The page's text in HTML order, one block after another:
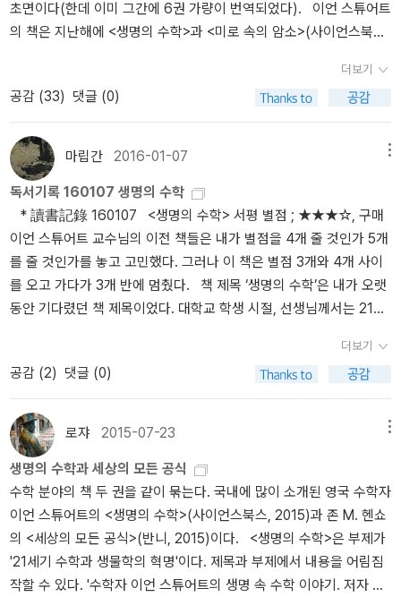
는 경험의 결과라는 의견이었다.p255 상상력이 부족한 사람은 이해
하지 못할 테며, 전통에 대한 완고한 집착과 무지로 인해 자신의 연구
를 비웃을 것이라고 가우스는 여겼다.p259 우리는 우리 자신이 아주
작은 구석에서 체험한 제한된 경험을 우주 전체에 투사했다. ... 상상
적인 사상을 밀어내준 덕분에 이제야 유클리드 기하학의 여러 대안들
이 존재하면 물리적 공간의 속성은 사고만이 아니라 관찰의 문제임을
우리는 (적어도 수학자와 물리학자들은) 이해하게 되었다. ; (적어도
수학자와 물리학자들은)이라... 꼬리표를 뗄 수는 없을까?p259 오늘
날 우리는 실체에 대한 수학적 모형과 실체 그 자체를 명확히 구분한
다. 이렇게 볼 때, 수학의 많은 내용은 실체와 명백한 관련성을 띠지는
않는다. ; 그런 의미에서 어린이의 (‘창의’라는 수식어를 붙여가며) 수
학에서 실체 관련성을 지나치게 강조하는 것은 또 다른 오류다.p272
alities라고 한다.p282 그 영향은 심오했다. 군 이론은 대수의 더욱
추상적인 관점으로 이어졌고, 아울러 수학의 더욱 추상적인 관점으로
런 움직임에 처음에는 반대했지만, 추상적인 방법이 구체적 방법보다
더욱 위력적일 때가 많음이 분명해지자 반대는 대체로 사라졌다. 군
이론을 통해 분명히 드러난 또 한 가지는 부정적 결과도 여전히 중요
할 수 있다는 것, 그리고 증명을 하려는 줄기찬 노력이 때로는 중요한
발견으로 이어질 수 있다는 것이다.p301 수학을 더욱 추상적으로 접
근하는 관점은 수학의 주제들이 점점 더 다양해지면서 생겨난 자연스
러운 결과였다.p303 추상성이 유용하거나 필요하냐 여부는 더 이상
논의 사안이 아니다. 추상적 방법은 페르마의 마지막 정리와 같은 해
리적인가? 세계는 생명 없는 물질로 만들어진 기계이며, 자연은 목적
이 없는가? 정신은 뇌 안에 얽매여 있으며, 뇌의 작용 그 이상도 이하
도 아닌가? 초자연적 현상은 환각에 불과한가? 기계적 의학만이 효과
가 있는 유일한 치료법인가? 셸드레이크는 유물론과 기계적 과학으
운 탐구정신을 갖출 수 있도록 고대 그리스부터 현대에 이르기까지
과학사상의 변천과정과 문제들, 주요 사상가들의 과학철학 흐름과 쟁
점을 한눈에 파악하기 쉽게 설명하고 있다. 셀드레이크는 곧 나올 신
간에서도 과학과 정신의 미래를 주제로 마이클 셔머(과학저술가이면
서 '회의주의' 운동가)와 대담을 나눈다. <과학의 망상>의 속편 격으
로도 읽을 수 있지 않을까 싶다(그래서 번역되면 좋겠다). 믿음에 대
한 회의라면 두 사람이 이견이 없을 텐데, 과학도 '믿음'이라고 하면
(가령 세계는 물질적이거나 물리적이라는 믿음) 어떤 대화가 오고갈
지 궁금하다. <과학의 망상>에 대해서는 전문가 서평을 찾아봐아겠
초면이다(한데 이미 그간에 6권 가량이 번역되었다). 이언 스튜어트
의 책은 지난해에 <생명의 수학>과 <미로 속의 암소>(사이언스북스,
는 셈인데, 이번에 나온 건 <교양인을 위한 수학사 강의>(반니, 201
6)다. '수의 탄생에서 카오스 이론까지, 20가지 주제로 살펴보는 수
학의 역사'가 부제다. 아무리 교양서라 하더라도 수학 관련서는 난이
도가 있게끔 마련인데, 그나마 '수학사'이니 만큼 도전해볼 만하지 않
을까 싶다. '도전을 거듭해온 수학의 장대한 역사를 정리한 이언 스튜
어트의 수학사. 수학은 인간 사회에 어떤 영향을 미쳤고 우리의 삶을
어떻게 바꾸어 놓았는가. 저자는 고대 바빌로니아와 그리스, 이집트
에서 출발해 뉴턴과 데카르트를 거쳐 페르마와 괴델에 이르기까지,
주요 키워드를 선별해 흥미로운 수학사의 세계로 우리를 안내한
다.' <태양계의 모든 것>(영림카디널, 2013)의 저자 마커스 초운의
신작은 <만물과학>(교양인, 2016)이다. '이 세상 모든 것이 궁금했던
일어나는 순간으로 우리를 끌고 가며, 은하계 중심에 있는 거대 질량
블랙홀을 넘어 홀로그램 우주까지 우리를 데려다준다. 생각할 수 있
는 가장 작은 세계에서부터 상상할 수 있는 가장 큰 세계까지, 우리 눈
앞에 펼쳐진 생생한 현실에서부터 마음의 눈으로만 관찰할 수 있는
보이지 않는 세계까지 미시와 거시의 모든 세계를 들여다보고 전체를
조망한다. 이 매혹적인 지적 여정에서 인간 앎의 지평을 확장해 온 위
대한 과학적 발견과 이론들이 22가지 주제 아래 일목요연하게 펼쳐
진다.'과학에 관심이 있는 청소년들도 방학 동안 일독해볼 만하다... 1
6. 01. 13.
더보기
공감 (33) 댓글 (0)
마립간 2016-01-07
독서기록 160107 생명의 수학
* 讀書記錄 160107 <생명의 수학> 서평 별점 ; ★★★☆, 구매
이언 스튜어트 교수님의 이전 책들은 내가 별점을 4개 줄 것인가 5개
를 줄 것인가를 놓고 고민했다. 그러나 이 책은 별점 3개와 4개 사이
를 오고 가다가 3개 반에 멈췄다. 책 제목 ‘생명의 수학’은 내가 오랫
동안 기다렸던 책 제목이었다. 대학교 학생 시절, 선생님께서는 21세
역시 그 말씀에 동의했다. 내가 읽고 있는 많은 교양도서는 신경과학/
심리학 도서다. 신경과학, 그 다음은 무엇일까? 나는 신경과학 다음
으로 의학/생물학을 선도할 분야로 수학을 지목했다. 글쓴이는 책 의
앞부분에 나와 같은 선언을 한다. 많은 기대와 함께 책을 읽었지만, 내
용은 대체적으로 좀 실망스러웠다. 내가 원했던 이야기는 ‘17장 생명
이란’에 해당하는 이야기인데, 글이 너무 적다. 책의 많은 부분은 생
물학 이야기라고 할 수 있고, 중간 중간 언급된 수학이야기도 새로울
것이 없다. 뉴턴은 중력에 관해 수학을 서술했는데, 뉴턴의 중력 방
정식은 중력이 어떻게 작용하는지를 설명하지, 중력이 무엇인지, 왜
중력이 그렇게 되었는지를 설명하지는 않는다. 중력이 무엇인지는 아
이슈타인의 이론에 와서 어느 정도 설명이 된다. 마찬가지로 이 책은
더보기
공감 (2) 댓글 (0)
로쟈 2015-07-23
생명의 수학과 세상의 모든 공식
수학 분야의 책 두 권을 같이 묶는다. 국내에 많이 소개된 영국 수학자
이언 스튜어트의 <생명의 수학>(사이언스북스, 2015)과 존 M. 헨쇼
의 <세상의 모든 공식>(반니, 2015)이다. <생명의 수학>은 부제가
'21세기 수학과 생물학의 혁명'이다. 제목과 부제에서 내용을 어림짐
작할 수 있다. '수학자 이언 스튜어트의 생명 속 수학 이야기. 저자 이